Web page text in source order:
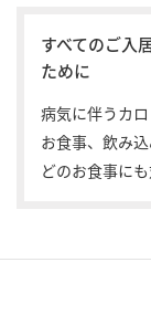
すべてのご入
ために
病気に伴うカ
お食事、飲み
どのお食事にも